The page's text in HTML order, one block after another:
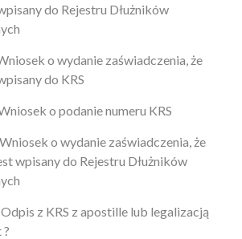
do Rejestru Dłużników
o wydanie zaświadczenia, że
do KRS
o podanie numeru KRS
o wydanie zaświadczenia, że
wpisany do Rejestru Dłużników
z KRS z apostille lub legalizacją